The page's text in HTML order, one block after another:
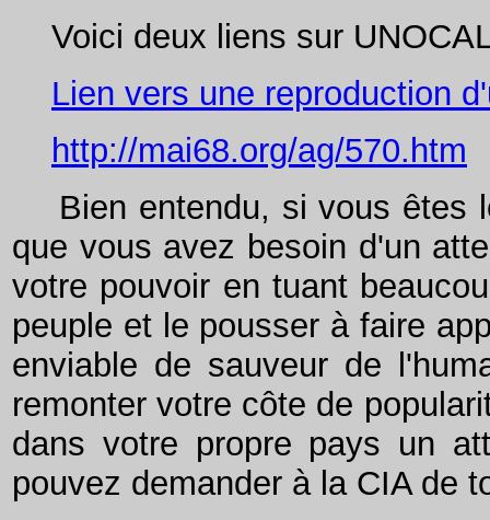
Voici deux liens sur
Lien vers une reproduction
http://mai68.org/ag/570.htm
Bien entendu, si vous êtes
que vous avez besoin d'un
votre pouvoir en tuant
peuple et le pousser à faire
enviable de sauveur de
remonter votre côte de
dans votre propre pays un
pouvez demander à la CIA de